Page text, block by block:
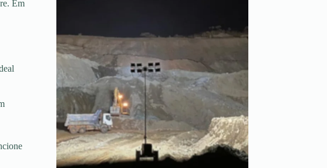
Em